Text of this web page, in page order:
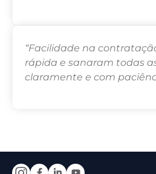
“Facilidade na
rápida e sanaram todas
claramente e com